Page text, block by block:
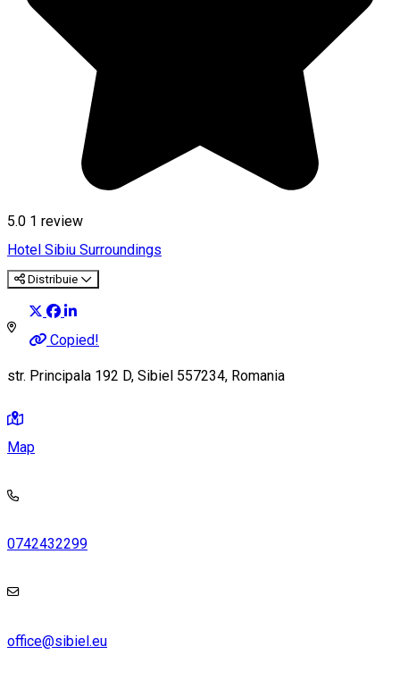
5.0 1 review
Hotel Sibiu Surroundings
Distribuie
Copied!
str. Principala 192 D, Sibiel 557234, Romania
Map
0742432299
office@sibiel.eu